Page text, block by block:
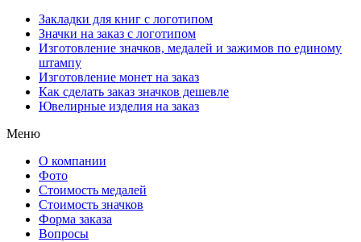
Закладки для книг с логотипом
Значки на заказ с логотипом
Изготовление значков, медалей и зажимов по единому
штампу
Изготовление монет на заказ
Как сделать заказ значков дешевле
Ювелирные изделия на заказ
Меню
О компании
Фото
Стоимость медалей
Стоимость значков
Форма заказа
Вопросы